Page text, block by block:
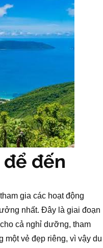
đến
gia các hoạt động
nhất. Đây là giai đoạn
cả nghỉ dưỡng, tham
một vẻ đẹp riêng, vì vậy du